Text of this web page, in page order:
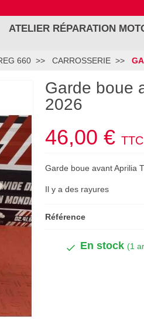
ATELIER RÉPARATION
660 CARROSSERIE
Garde boue
2026
46,00 €TTC
Garde boue avant Aprilia
Il y a des rayures
Référence
En stock (1